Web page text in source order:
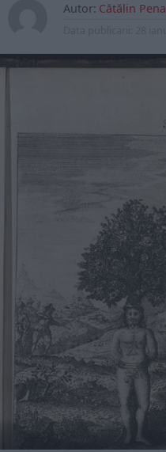
Autor: Cătălin Pena